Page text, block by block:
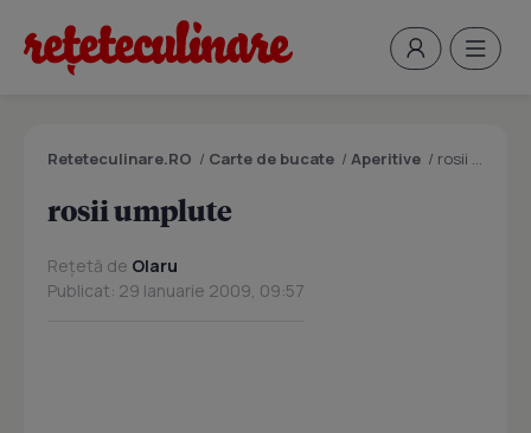
Reteteculinare.RO / Carte de bucate / Aperitive / rosii umplute
rosii umplute
Rețetă de Olaru
Publicat: 29 Ianuarie 2009, 09:57